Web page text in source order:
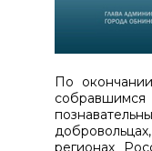
По
регионах